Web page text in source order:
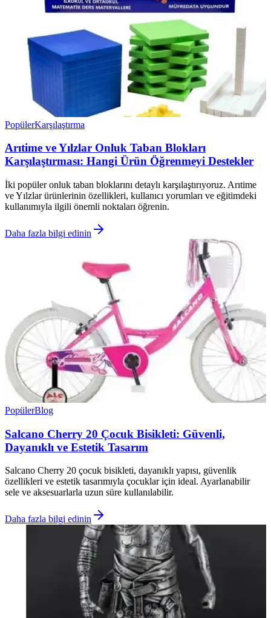
PopülerKarşılaştırma
Arıtime ve Yılzlar Onluk Taban Blokları
Karşılaştırması: Hangi Ürün Öğrenmeyi Destekler
İki popüler onluk taban bloklarını detaylı karşılaştırıyoruz. Arıtime
ve Yılzlar ürünlerinin özellikleri, kullanıcı yorumları ve eğitimdeki
kullanımıyla ilgili önemli noktaları öğrenin.
Daha fazla bilgi edinin
PopülerBlog
Salcano Cherry 20 Çocuk Bisikleti: Güvenli,
Dayanıklı ve Estetik Tasarım
Salcano Cherry 20 çocuk bisikleti, dayanıklı yapısı, güvenlik
özellikleri ve estetik tasarımıyla çocuklar için ideal. Ayarlanabilir
sele ve aksesuarlarla uzun süre kullanılabilir.
Daha fazla bilgi edinin